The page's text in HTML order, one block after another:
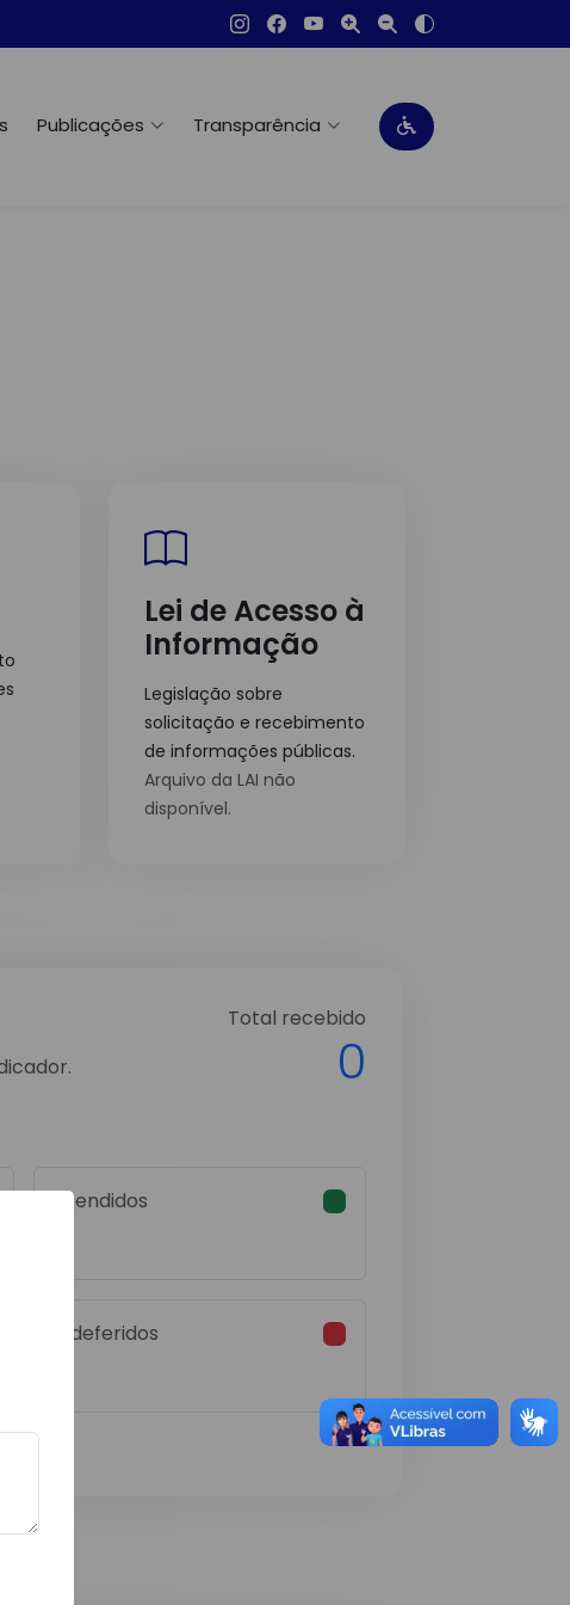
Publicações Transparência
Lei de Acesso à
Informação
Legislação sobre
solicitação e recebimento
de informações públicas.
Arquivo da LAI não
disponível.
Total recebido
0
Atendidos
Indeferidos